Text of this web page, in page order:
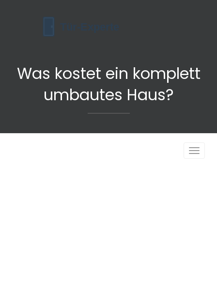
Was kostet ein komplett
umbautes Haus?